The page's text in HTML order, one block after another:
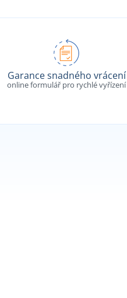
Garance snadného vrácení
online formulář pro rychlé vyřízení